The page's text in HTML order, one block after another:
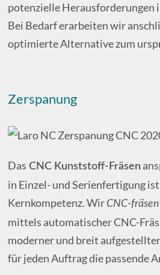
potenzielle Herausforderungen
Bei Bedarf erarbeiten wir
optimierte Alternative zum
Zerspanung
Das CNC Kunststoff-Fräsen
in Einzel- und Serienfertigung
Kernkompetenz. Wir CNC-
mittels automatischer CNC-
moderner und breit
für jeden Auftrag die passende